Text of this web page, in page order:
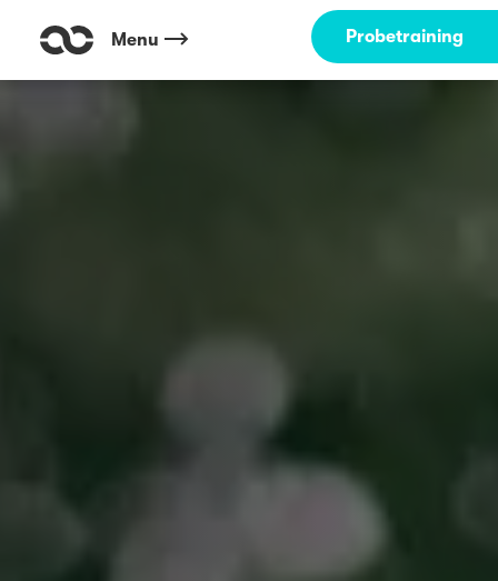
Menu Probetraining